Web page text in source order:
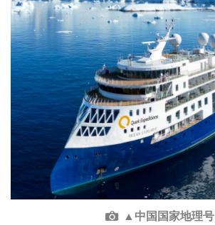
▲中国国家地理号